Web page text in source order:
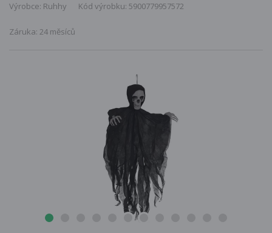
Výrobce: Ruhhy Kód výrobku: 5900779957572
Záruka: 24 měsíců